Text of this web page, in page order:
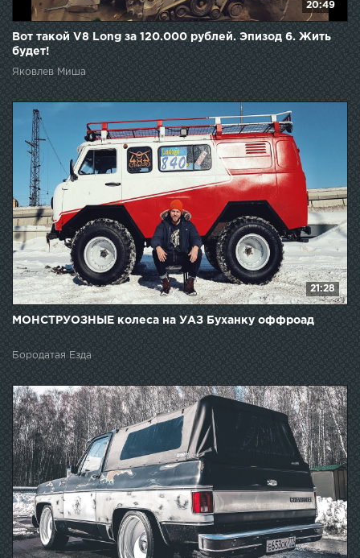
20:49
Вот такой V8 Long за 120.000 рублей. Эпизод 6. Жить
будет!
Яковлев Миша
21:28
МОНСТРУОЗНЫЕ колеса на УАЗ Буханку оффроад
Бородатая Езда